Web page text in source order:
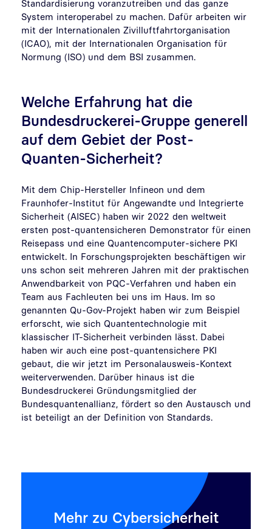
Standardisierung voranzutreiben und das ganze
System interoperabel zu machen. Dafür arbeiten wir
mit der Internationalen Zivilluftfahrtorganisation
(ICAO), mit der Internationalen Organisation für
Normung (ISO) und dem BSI zusammen.
Welche Erfahrung hat die
Bundesdruckerei-Gruppe generell
auf dem Gebiet der Post-
Quanten-Sicherheit?
Mit dem Chip-Hersteller Infineon und dem
Fraunhofer-Institut für Angewandte und Integrierte
Sicherheit (AISEC) haben wir 2022 den weltweit
ersten post-quantensicheren Demonstrator für einen
Reisepass und eine Quantencomputer-sichere PKI
entwickelt. In Forschungsprojekten beschäftigen wir
uns schon seit mehreren Jahren mit der praktischen
Anwendbarkeit von PQC-Verfahren und haben ein
Team aus Fachleuten bei uns im Haus. Im so
genannten Qu-Gov-Projekt haben wir zum Beispiel
erforscht, wie sich Quantentechnologie mit
klassischer IT-Sicherheit verbinden lässt. Dabei
haben wir auch eine post-quantensichere PKI
gebaut, die wir jetzt im Personalausweis-Kontext
weiterverwenden. Darüber hinaus ist die
Bundesdruckerei Gründungsmitglied der
Bundesquantenallianz, fördert so den Austausch und
ist beteiligt an der Definition von Standards.
Mehr zu Cybersicherheit